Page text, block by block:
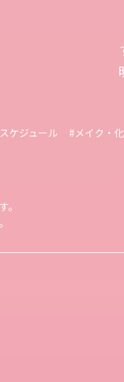
ケジュール #メイク・
。